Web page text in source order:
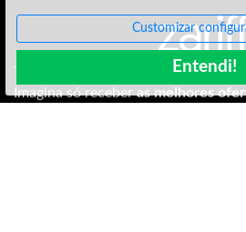
Customizar
Entendi!
Imagina só receberas melhores